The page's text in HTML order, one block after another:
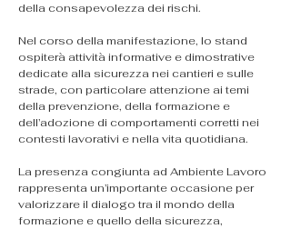
della consapevolezza dei rischi.
Nel corso della manifestazione, lo stand
ospiterà attività informative e dimostrative
dedicate alla sicurezza nei cantieri e sulle
strade, con particolare attenzione ai temi
della prevenzione, della formazione e
dell’adozione di comportamenti corretti nei
contesti lavorativi e nella vita quotidiana.
La presenza congiunta ad Ambiente Lavoro
rappresenta un’importante occasione per
valorizzare il dialogo tra il mondo della
formazione e quello della sicurezza,